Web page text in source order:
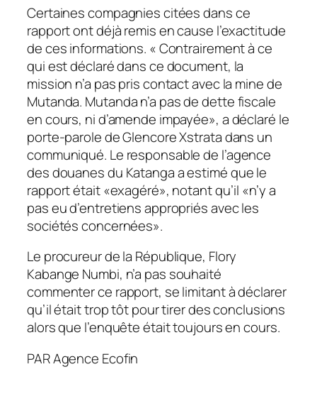
Certaines compagnies citées dans ce
rapport ont déjà remis en cause l’exactitude
de ces informations. « Contrairement à ce
qui est déclaré dans ce document, la
mission n’a pas pris contact avec la mine de
Mutanda. Mutanda n’a pas de dette fiscale
en cours, ni d’amende impayée», a déclaré le
porte-parole de Glencore Xstrata dans un
communiqué. Le responsable de l’agence
des douanes du Katanga a estimé que le
rapport était «exagéré», notant qu’il «n’y a
pas eu d’entretiens appropriés avec les
sociétés concernées».
Le procureur de la République, Flory
Kabange Numbi, n’a pas souhaité
commenter ce rapport, se limitant à déclarer
qu’il était trop tôt pour tirer des conclusions
alors que l’enquête était toujours en cours.
PAR Agence Ecofin